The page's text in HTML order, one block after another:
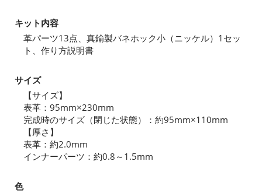
キット内容
革パーツ13点、真鍮製バネホック小（ニッケル）1セッ
ト、作り方説明書
サイズ
【サイズ】
表革：95mm×230mm
完成時のサイズ（閉じた状態）：約95mm×110mm
【厚さ】
表革：約2.0mm
インナーパーツ：約0.8～1.5mm
色